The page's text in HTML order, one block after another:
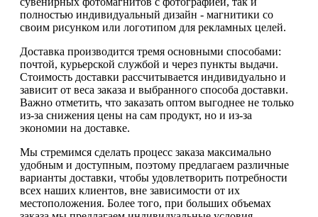
полностью индивидуальный дизайн - магнитики со
своим рисунком или логотипом для рекламных целей.
Доставка производится тремя основными способами:
почтой, курьерской службой и через пункты выдачи.
Стоимость доставки рассчитывается индивидуально и
зависит от веса заказа и выбранного способа доставки.
Важно отметить, что заказать оптом выгоднее не только
из-за снижения цены на сам продукт, но и из-за
экономии на доставке.
Мы стремимся сделать процесс заказа максимально
удобным и доступным, поэтому предлагаем различные
варианты доставки, чтобы удовлетворить потребности
всех наших клиентов, вне зависимости от их
местоположения. Более того, при больших объемах